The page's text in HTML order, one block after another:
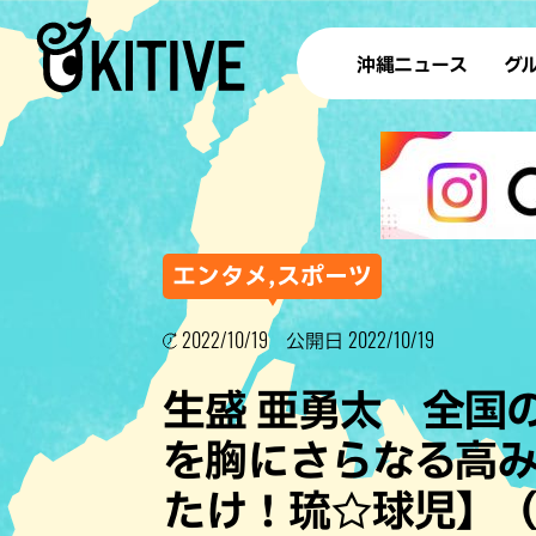
沖縄ニュース グ
ラ
テイ
すし
ステー
その他
ブッフェ
エンタメ,スポーツ
2022/10/19 公開日 2022/10/19
生盛 亜勇太 全国
を胸にさらなる高
たけ！琉☆球児】